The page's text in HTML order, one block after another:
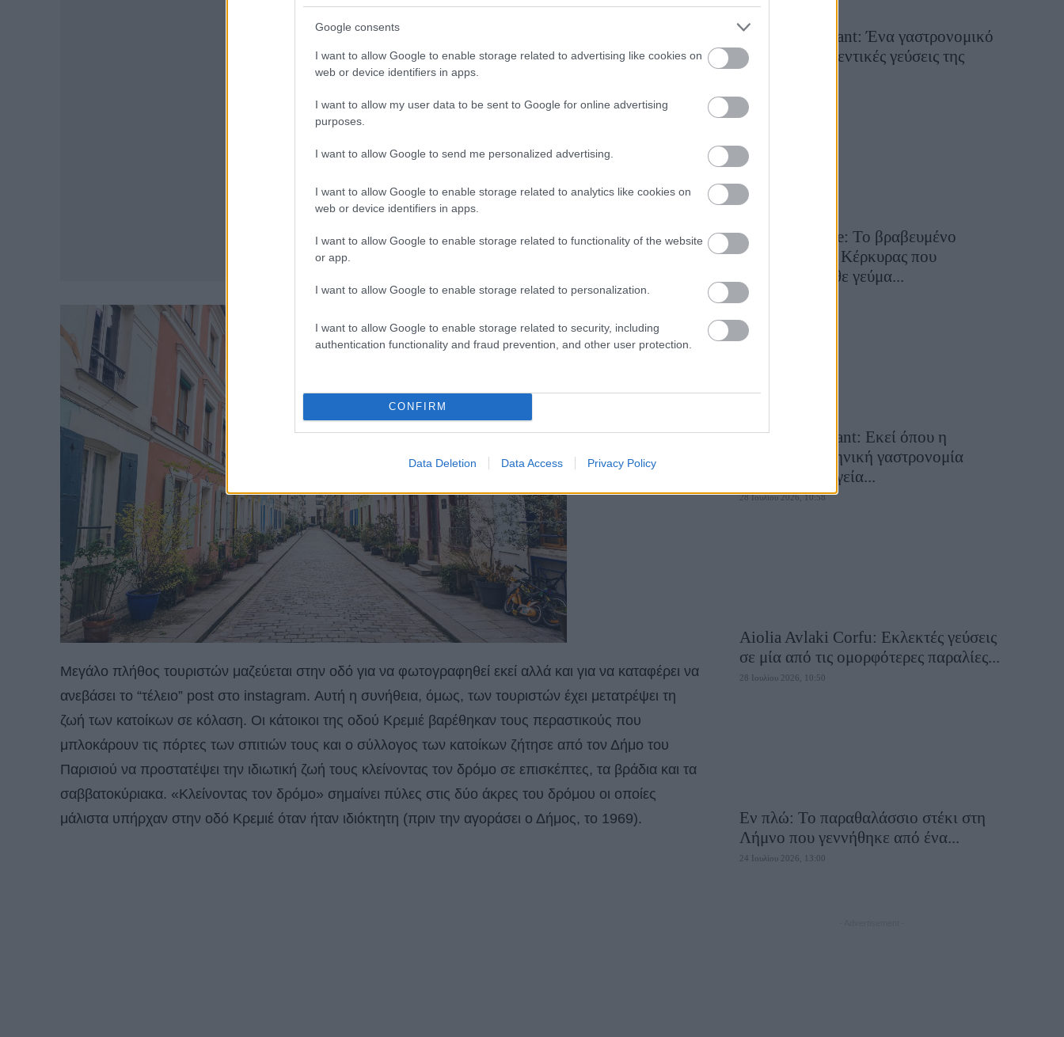
Google consents
I want to allow Google to enable storage related to advertising like cookies on
web or device identifiers in apps.
I want to allow my user data to be sent to Google for online advertising
purposes.
I want to allow Google to send me personalized advertising.
I want to allow Google to enable storage related to analytics like cookies on
web or device identifiers in apps.
I want to allow Google to enable storage related to functionality of the website
or app.
I want to allow Google to enable storage related to personalization.
I want to allow Google to enable storage related to security, including
authentication functionality and fraud prevention, and other user protection.
CONFIRM
Data Deletion Data Access Privacy Policy
Μεγάλο πλήθος τουριστών μαζεύεται στην οδό για να φωτογραφηθεί εκεί αλλά και για να καταφέρει να
ανεβάσει το “τέλειο” post στο instagram. Αυτή η συνήθεια, όμως, των τουριστών έχει μετατρέψει τη
ζωή των κατοίκων σε κόλαση. Οι κάτοικοι της οδού Κρεμιέ βαρέθηκαν τους περαστικούς που
μπλοκάρουν τις πόρτες των σπιτιών τους και ο σύλλογος των κατοίκων ζήτησε από τον Δήμο του
Παρισιού να προστατέψει την ιδιωτική ζωή τους κλείνοντας τον δρόμο σε επισκέπτες, τα βράδια και τα
σαββατοκύριακα. «Κλείνοντας τον δρόμο» σημαίνει πύλες στις δύο άκρες του δρόμου οι οποίες
μάλιστα υπήρχαν στην οδό Κρεμιέ όταν ήταν ιδιόκτητη (πριν την αγοράσει ο Δήμος, το 1969).
Tsapis Restaurant: Ένα γαστρονομικό
ταξίδι στις αυθεντικές γεύσεις της
29 Ιουλίου 2026, 9:54
Toula’s Seaside: Το βραβευμένο
εστιατόριο της Κέρκυρας που
μετατρέπει κάθε γεύμα...
28 Ιουλίου 2026, 11:05
Cavos Restaurant: Εκεί όπου η
αυθεντική ελληνική γαστρονομία
συναντά τη μαγεία...
28 Ιουλίου 2026, 10:58
Aiolia Avlaki Corfu: Εκλεκτές γεύσεις
σε μία από τις ομορφότερες παραλίες...
28 Ιουλίου 2026, 10:50
Εν πλώ: Το παραθαλάσσιο στέκι στη
Λήμνο που γεννήθηκε από ένα...
24 Ιουλίου 2026, 13:00